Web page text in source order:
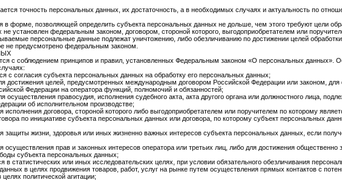
точность персональных данных, их достаточность, а в необходимых случаях и актуальность по
форме, позволяющей определить субъекта персональных данных не дольше, чем этого требуют цели
установлен федеральным законом, договором, стороной которого, выгодоприобретателем или
персональные данные подлежат уничтожению, либо обезличиванию по достижении целей
не предусмотрено федеральным законом.
с соблюдением принципов и правил, установленных Федеральным законом «О персональных данных».
с согласия субъекта персональных данных на обработку его персональных данных;
достижения целей, предусмотренных международным договором Российской Федерации или законом, для
Федерации на оператора функций, полномочий и обязанностей;
правосудия, исполнения судебного акта, акта другого органа или должностного лица,
об исполнительном производстве;
договора, стороной которого либо выгодоприобретателем или поручителем по которому
по инициативе субъекта персональных данных или договора, по которому субъект персональных
жизни, здоровья или иных жизненно важных интересов субъекта персональных данных, если
прав и законных интересов оператора или третьих лиц, либо для достижения общественно
субъекта персональных данных;
статистических или иных исследовательских целях, при условии обязательного обезличивания
в целях продвижения товаров, работ, услуг на рынке путем осуществления прямых контактов с
политической агитации;